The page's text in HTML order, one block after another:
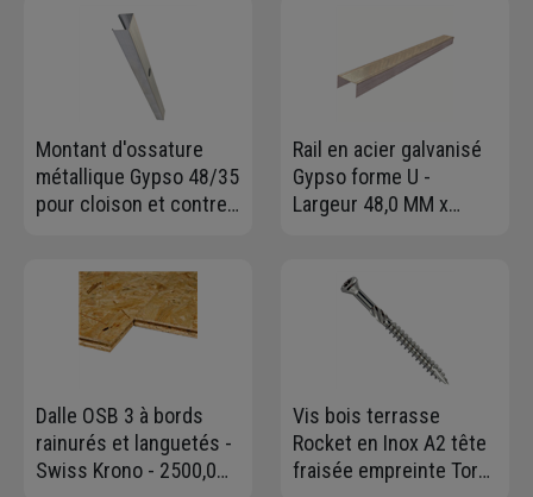
Montant d'ossature
métallique Gypso 48/35
pour cloison et contre-
Rail en acier galvanisé
Gypso forme U -
Largeur 48,0 MM x
Dalle OSB 3 à bords
rainurés et languetés -
Swiss Krono - 2500,0
Vis bois terrasse
Rocket en Inox A2 tête
fraisée empreinte Torx